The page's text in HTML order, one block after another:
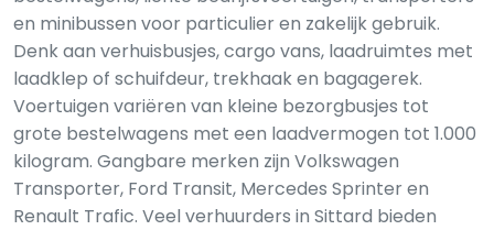
en minibussen voor particulier en zakelijk gebruik.
Denk aan verhuisbusjes, cargo vans, laadruimtes met
laadklep of schuifdeur, trekhaak en bagagerek.
Voertuigen variëren van kleine bezorgbusjes tot
grote bestelwagens met een laadvermogen tot 1.000
kilogram. Gangbare merken zijn Volkswagen
Transporter, Ford Transit, Mercedes Sprinter en
Renault Trafic. Veel verhuurders in Sittard bieden